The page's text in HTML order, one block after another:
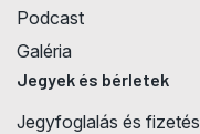
Podcast
Galéria
Jegyek és bérletek
Jegyfoglalás és fizetés